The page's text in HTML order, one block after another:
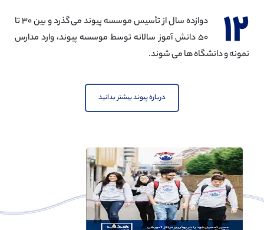
۱۲
دوازده سال از تأسیس موسسه پیوند می گذرد و بین ۳۰ تا
۵۰ دانش آموز سالانه توسط موسسه پیوند، وارد مدارس
نمونه و دانشگاه ها می شوند.
درباره پیوند بیشتر بدانید